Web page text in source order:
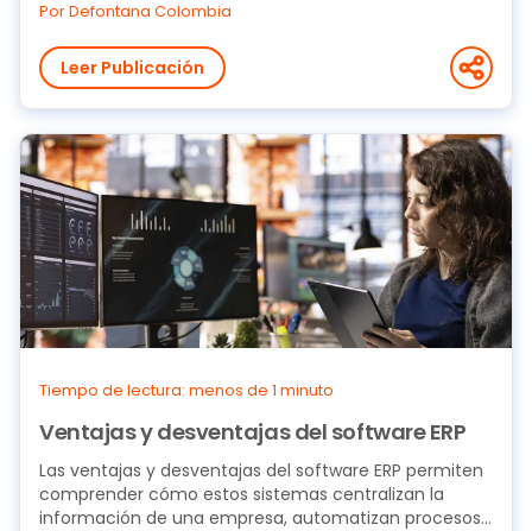
Por Defontana Colombia
Leer Publicación
Tiempo de lectura: menos de 1 minuto
Ventajas y desventajas del software ERP
Las ventajas y desventajas del software ERP permiten
comprender cómo estos sistemas centralizan la
información de una empresa, automatizan procesos